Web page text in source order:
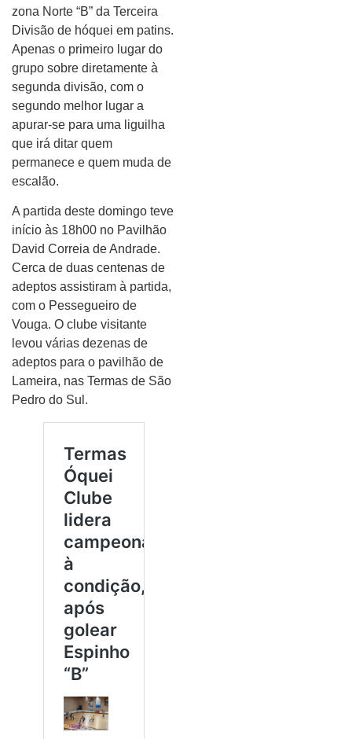
zona Norte “B” da Terceira
Divisão de hóquei em patins.
Apenas o primeiro lugar do
grupo sobre diretamente à
segunda divisão, com o
segundo melhor lugar a
apurar-se para uma liguilha
que irá ditar quem
permanece e quem muda de
escalão.
A partida deste domingo teve
início às 18h00 no Pavilhão
David Correia de Andrade.
Cerca de duas centenas de
adeptos assistiram à partida,
com o Pessegueiro de
Vouga. O clube visitante
levou várias dezenas de
adeptos para o pavilhão de
Lameira, nas Termas de São
Pedro do Sul.